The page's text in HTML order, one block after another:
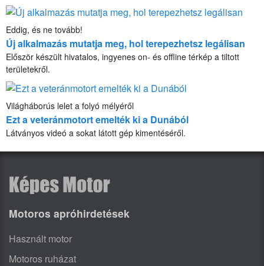
Eddig, és ne tovább!
Új alkalmazás mutatja meg, hol terepezhetsz legálisan
Először készült hivatalos, ingyenes on- és offline térkép a tiltott
területekről.
Világháborús lelet a folyó mélyéről
Ezt a veteránmotort emelték ki a Dunából
Látványos videó a sokat látott gép kimentéséről.
Motoros apróhirdetések
Használt motor
Motoros ruházat